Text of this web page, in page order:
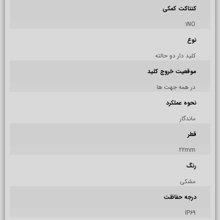
کنتاکت کمکی
1NO
نوع
کلید دار دو حالته
موقعیت خروج کلید
در همه جهت ها
نحوه عملکرد
ماندگار
قطر
22mm
رنگ
مشکی
درجه حفاظت
IP69